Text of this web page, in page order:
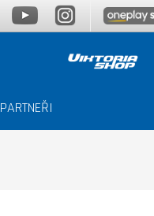
PARTNEŘI